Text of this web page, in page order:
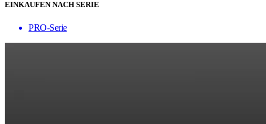
EINKAUFEN NACH SERIE
PRO-Serie